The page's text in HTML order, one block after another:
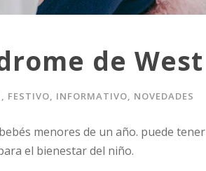
de West
, FESTIVO, INFORMATIVO, NOVEDADES
menores de un año. puede tener
el bienestar del niño.